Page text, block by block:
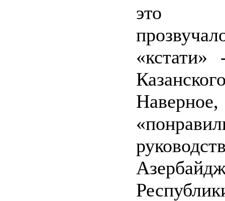
это
«кстати»